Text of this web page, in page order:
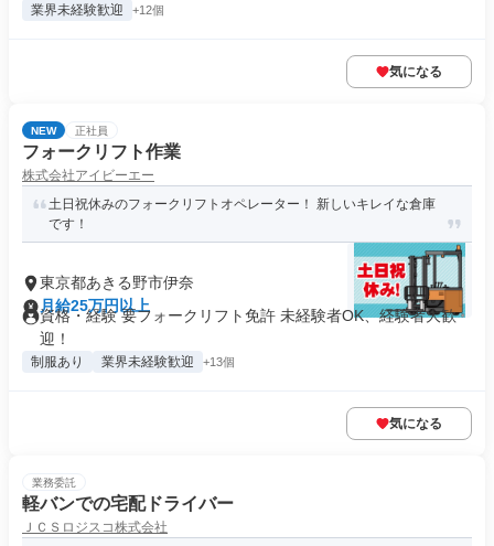
業界未経験歓迎 +12個
気になる
NEW 正社員
フォークリフト作業
株式会社アイビーエー
土日祝休みのフォークリフトオペレーター！ 新しいキレイな倉庫
です！
東京都あきる野市伊奈
月給25万円以上
資格・経験 要フォークリフト免許 未経験者OK、経験者大歓
迎！
制服あり 業界未経験歓迎 +13個
気になる
業務委託
軽バンでの宅配ドライバー
ＪＣＳロジスコ株式会社